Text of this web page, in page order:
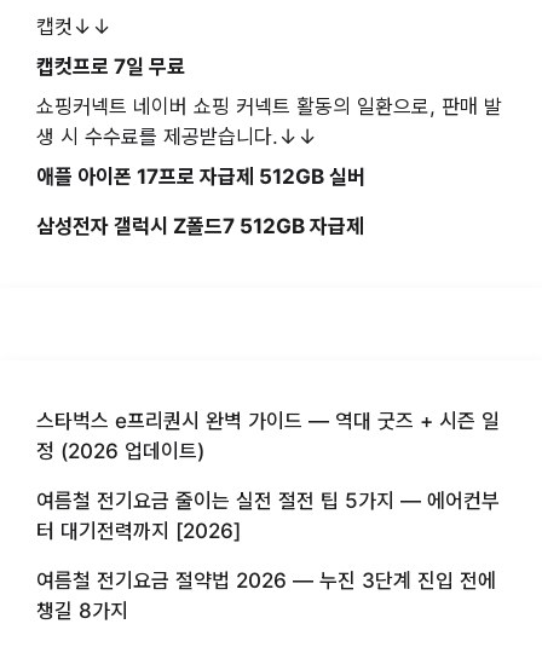
캡컷↓↓
캡컷프로 7일 무료
쇼핑커넥트 네이버 쇼핑 커넥트 활동의 일환으로, 판매 발
생 시 수수료를 제공받습니다.↓↓
애플 아이폰 17프로 자급제 512GB 실버
삼성전자 갤럭시 Z폴드7 512GB 자급제
스타벅스 e프리퀀시 완벽 가이드 — 역대 굿즈 + 시즌 일
정 (2026 업데이트)
여름철 전기요금 줄이는 실전 절전 팁 5가지 — 에어컨부
터 대기전력까지 [2026]
여름철 전기요금 절약법 2026 — 누진 3단계 진입 전에
챙길 8가지